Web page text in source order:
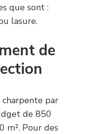
que sont :
lasure.
de
par
de 850
m². Pour des